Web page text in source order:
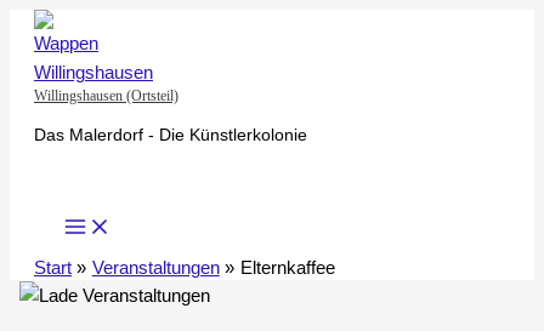
Zum
Inhalt
springen
Willingshausen (Ortsteil)
Das Malerdorf - Die Künstlerkolonie
Start Veranstaltungen Elternkaffee